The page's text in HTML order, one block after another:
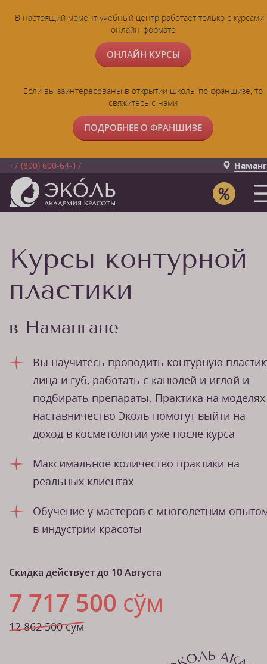
В настоящий момент учебный центр работает только с курсами
онлайн-формате
ОНЛАЙН КУРСЫ
Если вы заинтересованы в открытии школы по франшизе, то
свяжитесь с нами
ПОДРОБНЕЕ О ФРАНШИЗЕ
+7 (800) 600-64-17
Курсы контурной
пластики
в Намангане
Вы научитесь проводить контурную
лица и губ, работать с канюлей и иглой и
подбирать препараты. Практика на
наставничество Эколь помогут выйти на
доход в косметологии уже после курса
Максимальное количество практики на
реальных клиентах
Обучение у мастеров с многолетним
в индустрии красоты
Скидка действует до 10 Августа
7 717 500 сўм
12 862 500 сўм